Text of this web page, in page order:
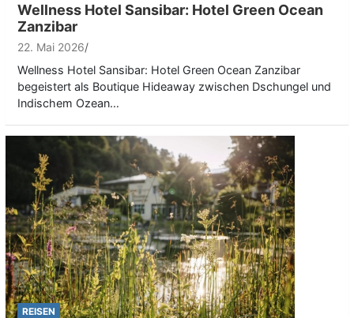
Wellness Hotel Sansibar: Hotel Green Ocean
Zanzibar
22. Mai 2026
Wellness Hotel Sansibar: Hotel Green Ocean Zanzibar
begeistert als Boutique Hideaway zwischen Dschungel und
Indischem Ozean…
REISEN